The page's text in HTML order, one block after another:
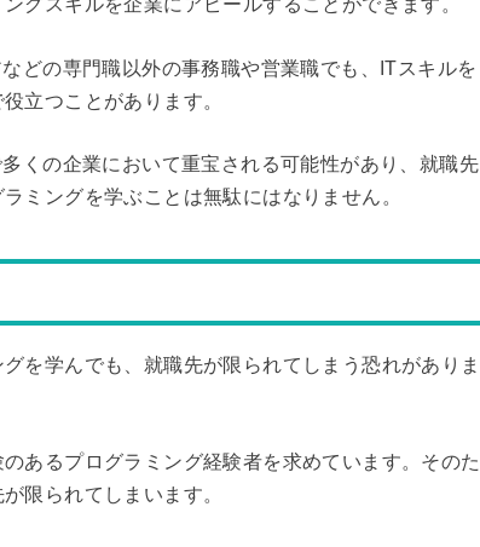
グスキルを企業にアピールすることができます。
どの専門職以外の事務職や営業職でも、ITスキルを
立つことがあります。
くの企業において重宝される可能性があり、就職先
ミングを学ぶことは無駄にはなりません。
を学んでも、就職先が限られてしまう恐れがありま
あるプログラミング経験者を求めています。そのた
限られてしまいます。